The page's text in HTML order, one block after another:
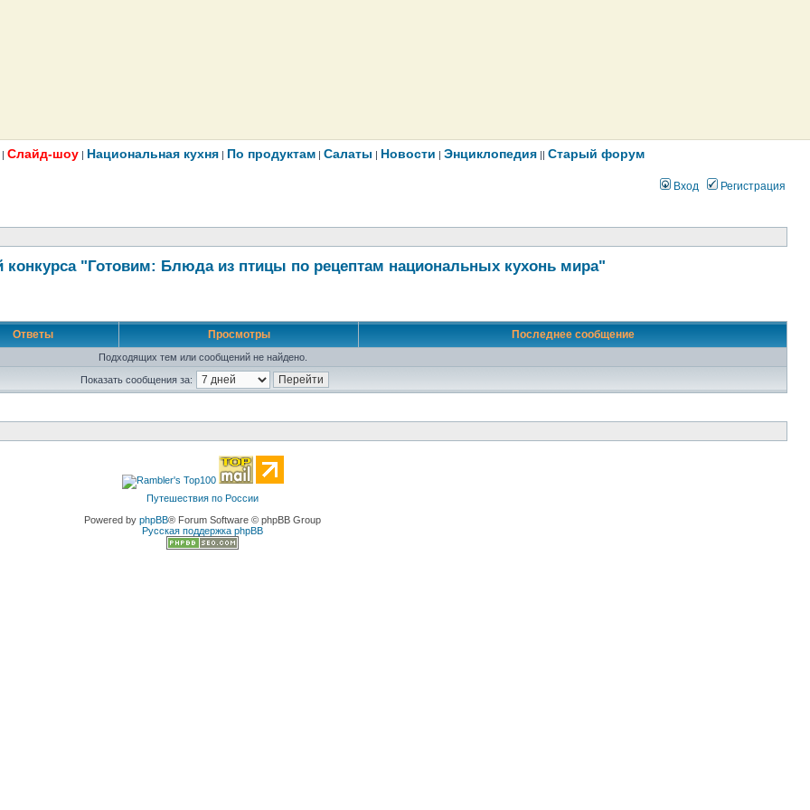
| Слайд-шоу | Национальная кухня | По продуктам | Салаты | Новости | Энциклопедия || Старый форум
Вход Регистрация
конкурса "Готовим: Блюда из птицы по рецептам национальных кухонь мира"
Ответы Просмотры Последнее сообщение
Подходящих тем или сообщений не найдено.
Показать сообщения за:
Путешествия по России
Powered by phpBB® Forum Software © phpBB Group
Русская поддержка phpBB